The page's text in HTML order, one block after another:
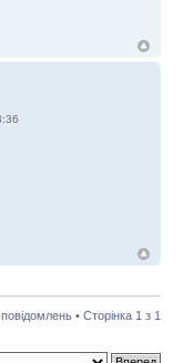
• Сторінка 1 з 1